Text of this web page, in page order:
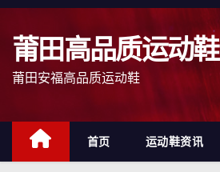
跳
莆田高品质运动鞋
莆田安福高品质运动鞋
首页 运动鞋资讯